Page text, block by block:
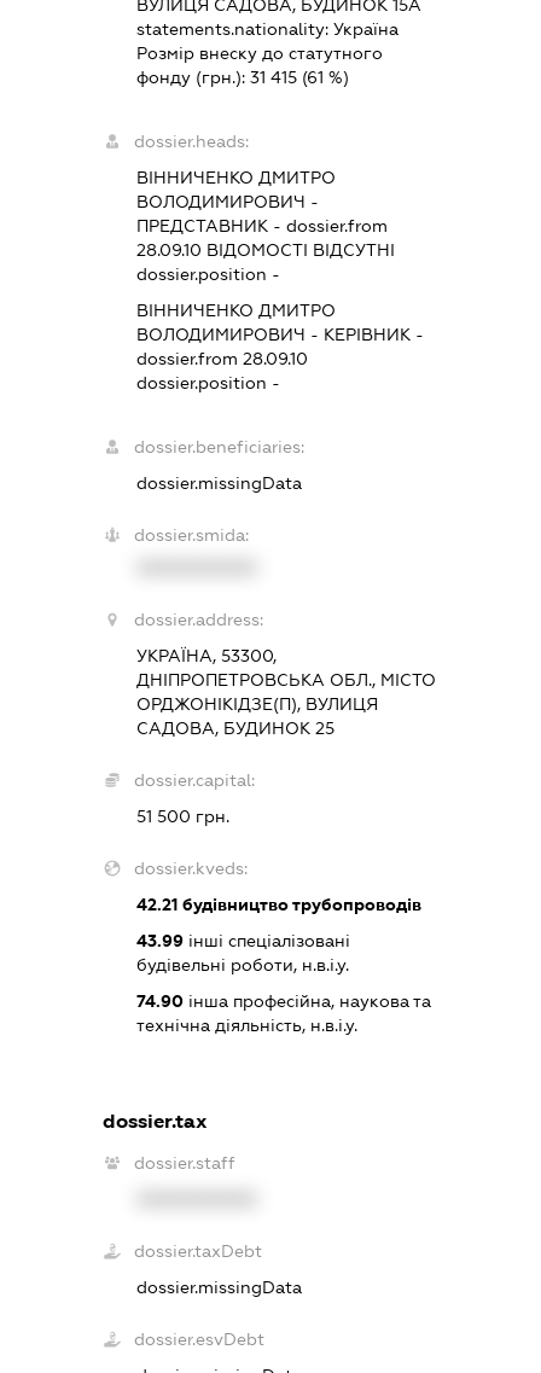
ВУЛИЦЯ САДОВА, БУДИНОК 15А
statements.nationality:Україна
Розмір внеску до статутного
фонду (грн.):31 415 (61 %)
dossier.heads:
ВІННИЧЕНКО ДМИТРО
ВОЛОДИМИРОВИЧ -
ПРЕДСТАВНИК - dossier.from
28.09.10 ВІДОМОСТІ ВІДСУТНІ
dossier.position -
ВІННИЧЕНКО ДМИТРО
ВОЛОДИМИРОВИЧ - КЕРІВНИК -
dossier.from 28.09.10
dossier.position -
dossier.beneficiaries:
dossier.missingData
dossier.smida:
dossier.address:
УКРАЇНА, 53300,
ДНІПРОПЕТРОВСЬКА ОБЛ., МІСТО
ОРДЖОНІКІДЗЕ(П), ВУЛИЦЯ
САДОВА, БУДИНОК 25
dossier.capital:
51 500 грн.
dossier.kveds:
42.21 будівництво трубопроводів
43.99 інші спеціалізовані
будівельні роботи, н.в.і.у.
74.90 інша професійна, наукова та
технічна діяльність, н.в.і.у.
dossier.tax
dossier.staff
dossier.taxDebt
dossier.missingData
dossier.esvDebt